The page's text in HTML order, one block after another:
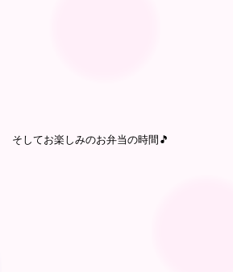
そしてお楽しみのお弁当の時間🎵